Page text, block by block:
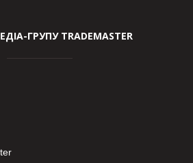
ГРУПУ TRADEMASTER